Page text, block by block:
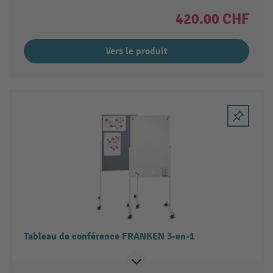
420.00 CHF
Vers le produit
Tableau de conférence FRANKEN 3-en-1